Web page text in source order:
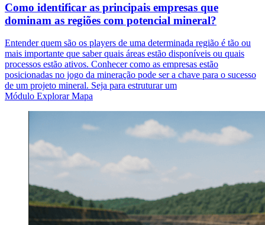
Como identificar as principais empresas que
dominam as regiões com potencial mineral?
Entender quem são os players de uma determinada região é tão ou
mais importante que saber quais áreas estão disponíveis ou quais
processos estão ativos. Conhecer como as empresas estão
posicionadas no jogo da mineração pode ser a chave para o sucesso
de um projeto mineral. Seja para estruturar um
Módulo Explorar Mapa